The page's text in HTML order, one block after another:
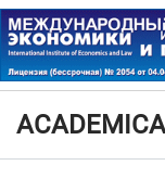
ACADEMICA